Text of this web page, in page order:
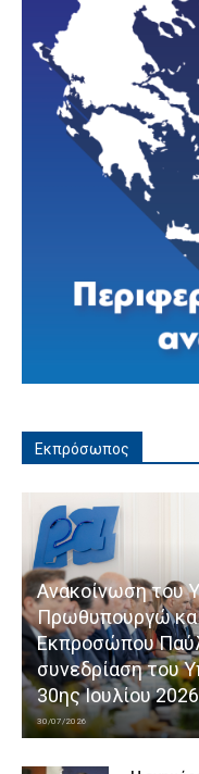
Εκπρόσωπος
Ανακοίνωση του
Πρωθυπουργώ
Εκπροσώπου
συνεδρίαση του
30ης Ιουλίου 2026
30/07/2026